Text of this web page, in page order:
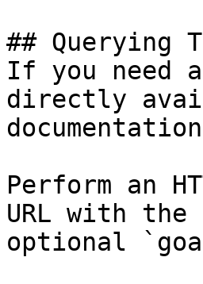
## Querying
If you need
directly
Perform an
URL with
optional